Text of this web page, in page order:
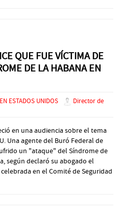
QUE FUE VÍCTIMA DE
DE LA HABANA EN
EN ESTADOS UNIDOS
Director de
en una audiencia sobre el tema
Una agente del Buró Federal de
un "ataque" del Síndrome de
según declaró su abogado el
en el Comité de Seguridad